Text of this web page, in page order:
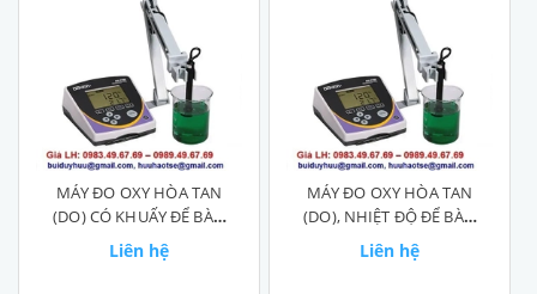
MÁY ĐO OXY HÒA TAN
(DO) CÓ KHUẤY ĐỂ BÀN
DO2700
Liên hệ
MÁY ĐO OXY HÒA TAN
(DO), NHIỆT ĐỘ ĐỂ BÀN
DO2700
Liên hệ